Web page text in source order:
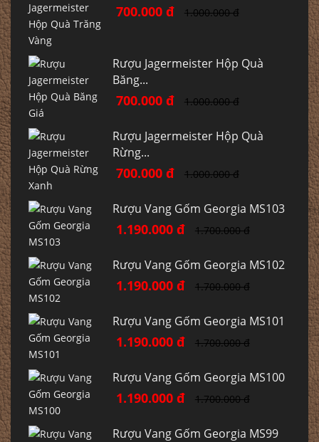
700.000 đ 1.000.000 đ
Rượu Jagermeister Hộp Quà
Băng...
700.000 đ 1.000.000 đ
Rượu Jagermeister Hộp Quà
Rừng...
700.000 đ 1.000.000 đ
Rượu Vang Gốm Georgia MS103
1.190.000 đ 1.700.000 đ
Rượu Vang Gốm Georgia MS102
1.190.000 đ 1.700.000 đ
Rượu Vang Gốm Georgia MS101
1.190.000 đ 1.700.000 đ
Rượu Vang Gốm Georgia MS100
1.190.000 đ 1.700.000 đ
Rượu Vang Gốm Georgia MS99